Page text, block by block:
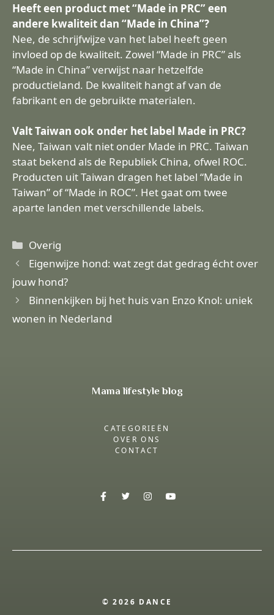
Heeft een product met “Made in PRC” een
andere kwaliteit dan “Made in China”?
Nee, de schrijfwijze van het label heeft geen
invloed op de kwaliteit. Zowel “Made in PRC” als
“Made in China” verwijst naar hetzelfde
productieland. De kwaliteit hangt af van de
fabrikant en de gebruikte materialen.
Valt Taiwan ook onder het label Made in PRC?
Nee, Taiwan valt niet onder Made in PRC. Taiwan
staat bekend als de Republiek China, ofwel ROC.
Producten uit Taiwan dragen het label “Made in
Taiwan” of “Made in ROC”. Het gaat om twee
aparte landen met verschillende labels.
Categorieën
Overig
Eigenwijze hond: wat zegt dat gedrag écht over
jouw hond?
Binnenkijken bij het huis van Enzo Knol: uniek
wonen in Nederland
Mama lifestyle blog
CATEGORIEËN
OVER ONS
CONTACT
© 2026 DANCE